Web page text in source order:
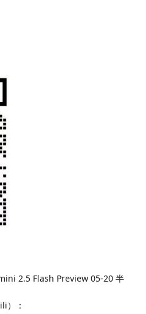
2.5 Flash Preview 05-20 半
）：